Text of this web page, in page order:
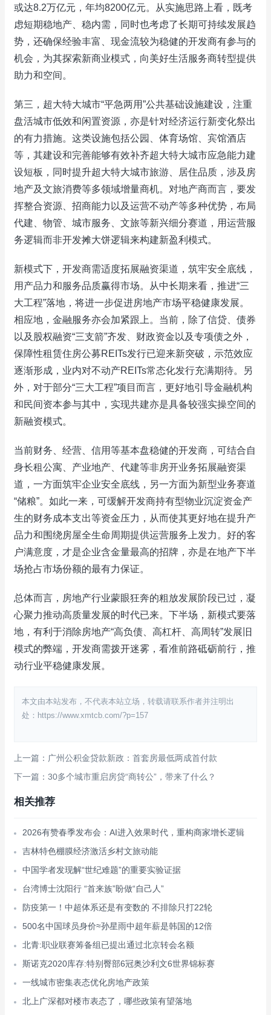
或达8.2万亿元，年均8200亿元。从实施思路上看，既考
虑短期稳地产、稳内需，同时也考虑了长期可持续发展趋
势，还确保经验丰富、现金流较为稳健的开发商有参与的
机会，为其探索新商业模式，向美好生活服务商转型提供
助力和空间。
第三，超大特大城市“平急两用”公共基础设施建设，注重
盘活城市低效和闲置资源，亦是针对经济运行新变化祭出
的有力措施。这类设施包括公园、体育场馆、宾馆酒店
等，其建设和完善能够有效补齐超大特大城市应急能力建
设短板，同时提升超大特大城市旅游、居住品质，涉及房
地产及文旅消费等多领域增量商机。对地产商而言，要发
挥整合资源、招商能力以及运营不动产等多种优势，布局
代建、物管、城市服务、文旅等新兴细分赛道，用运营服
务逻辑而非开发摊大饼逻辑来构建新盈利模式。
新模式下，开发商需适度拓展融资渠道，筑牢安全底线，
用产品力和服务品质赢得市场。从中长期来看，推进“三
大工程”落地，将进一步促进房地产市场平稳健康发展。
相应地，金融服务亦会加紧跟上。当前，除了信贷、债券
以及股权融资“三支箭”齐发、财政资金以及专项债之外，
保障性租赁住房公募REITs发行已迎来新突破，示范效应
逐渐形成，业内对不动产REITs常态化发行充满期待。另
外，对于部分“三大工程”项目而言，更好地引导金融机构
和民间资本参与其中，实现共建亦是具备较强实操空间的
新融资模式。
当前财务、经营、信用等基本盘稳健的开发商，可结合自
身长租公寓、产业地产、代建等非房开业务拓展融资渠
道，一方面筑牢企业安全底线，另一方面为新型业务赛道
“储粮”。如此一来，可缓解开发商持有型物业沉淀资金产
生的财务成本支出等资金压力，从而使其更好地在提升产
品力和围绕房屋全生命周期提供运营服务上发力。好的客
户满意度，才是企业含金量最高的招牌，亦是在地产下半
场抢占市场份额的最有力保证。
总体而言，房地产行业蒙眼狂奔的粗放发展阶段已过，凝
心聚力推动高质量发展的时代已来。下半场，新模式要落
地，有利于消除房地产“高负债、高杠杆、高周转”发展旧
模式的弊端，开发商需拨开迷雾，看准前路砥砺前行，推
动行业平稳健康发展。
本文由本站发布，不代表本站立场，转载请联系作者并注明出
处：https://www.xmtcb.com/?p=157
上一篇：广州公积金贷款新政：首套房最低两成首付款
下一篇：30多个城市重启房贷“商转公”，带来了什么？
相关推荐
2026有赞春季发布会：AI进入效果时代，重构商家增长逻辑
吉林特色棚膜经济激活乡村文旅动能
中国学者发现解“世纪难题”的重要实验证据
台湾博士沈阳行 “首来族”盼做“自己人”
防疫第一！中超体系还是有变数的 不排除只打22轮
500名中国球员身价≈孙星雨中超年薪是韩国的12倍
北青:职业联赛筹备组已提出通过北京转会名额
斯诺克2020库存:特别臀部6冠奥沙利文6世界锦标赛
一线城市密集表态优化房地产政策
北上广深都对楼市表态了，哪些政策有望落地